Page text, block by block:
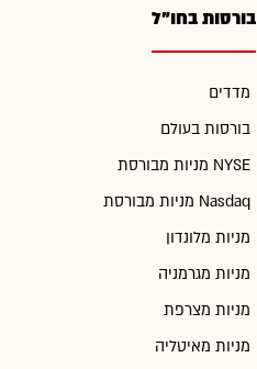
בורסות בחו"ל
מדדים
בורסות בעולם
מניות מבורסת NYSE
מניות מבורסת Nasdaq
מניות מלונדון
מניות מגרמניה
מניות מצרפת
מניות מאיטליה